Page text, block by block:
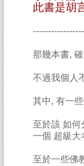
此書是胡
那幾本書,
不過我個人
其中, 有一
至於該 如何
一個 超級大
至於一些佛